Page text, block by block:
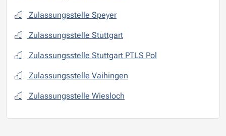
Zulassungsstelle Speyer
Zulassungsstelle Stuttgart
Zulassungsstelle Stuttgart PTLS Pol
Zulassungsstelle Vaihingen
Zulassungsstelle Wiesloch